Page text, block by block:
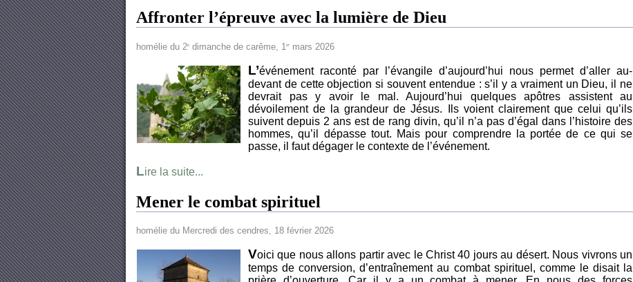
Affronter l’épreuve avec la lumière de Dieu
homélie du 2e dimanche de carême, 1 er mars 2026
L’événement raconté par l’évangile d’aujourd’hui nous permet d’aller au-
devant de cette objection si souvent entendue : s’il y a vraiment un Dieu, il ne
devrait pas y avoir le mal. Aujourd’hui quelques apôtres assistent au
dévoilement de la grandeur de Jésus. Ils voient clairement que celui qu’ils
suivent depuis 2 ans est de rang divin, qu’il n’a pas d’égal dans l’histoire des
hommes, qu’il dépasse tout. Mais pour comprendre la portée de ce qui se
passe, il faut dégager le contexte de l’événement.
Lire la suite...
Mener le combat spirituel
homélie du Mercredi des cendres, 18 février 2026
Voici que nous allons partir avec le Christ 40 jours au désert. Nous vivrons un
temps de conversion, d’entraînement au combat spirituel, comme le disait la